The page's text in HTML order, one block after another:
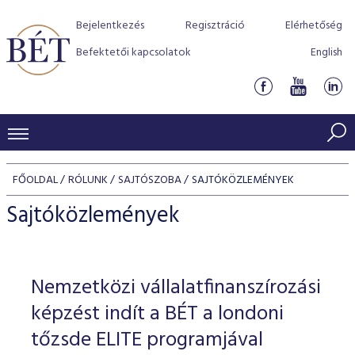
Bejelentkezés Regisztráció
Elérhetőség
Befektetői kapcsolatok
English
KERESKEDÉSI ADATOK
INDEXEK
Jelzáloglevél indexek
Vállalati kötvény indexek
Azonnali Piac
Részvények
Származékos piac
BEFEKTETŐK
Részvény szekció
Hitelpapír szekció
BÉT szabályzatok
Befektetővédelem
Alkalmazott díjstruktúra
Elszámolás
Részvény és vállalati kötvény tőzsdei bevezetését
program
BÉT Xtend - Részvénypiac egyszerűen
TŐZSDETAGOK
Tőzsdetagok, üzletkötők
VENDOROK
FŐOLDAL RÓLUNK SAJTÓSZOBA SAJTÓKÖZLEMÉNYEK
Sajtóközlemények
Nemzetközi vállalatfinanszírozási
képzést indít a BÉT a londoni
tőzsde ELITE programjával